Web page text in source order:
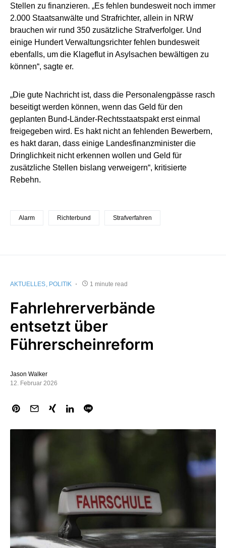
Stellen zu finanzieren. „Es fehlen bundesweit noch immer
2.000 Staatsanwälte und Strafrichter, allein in NRW
brauchen wir rund 350 zusätzliche Strafverfolger. Und
einige Hundert Verwaltungsrichter fehlen bundesweit
ebenfalls, um die Klageflut in Asylsachen bewältigen zu
können“, sagte er.
„Die gute Nachricht ist, dass die Personalengpässe rasch
beseitigt werden können, wenn das Geld für den
geplanten Bund-Länder-Rechtsstaatspakt erst einmal
freigegeben wird. Es hakt nicht an fehlenden Bewerbern,
es hakt daran, dass einige Landesfinanzminister die
Dringlichkeit nicht erkennen wollen und Geld für
zusätzliche Stellen bislang verweigern“, kritisierte
Rebehn.
Alarm Richterbund Strafverfahren
AKTUELLES POLITIK 1 minute read
Fahrlehrerverbände
entsetzt über
Führerscheinreform
Jason Walker
12. Februar 2026